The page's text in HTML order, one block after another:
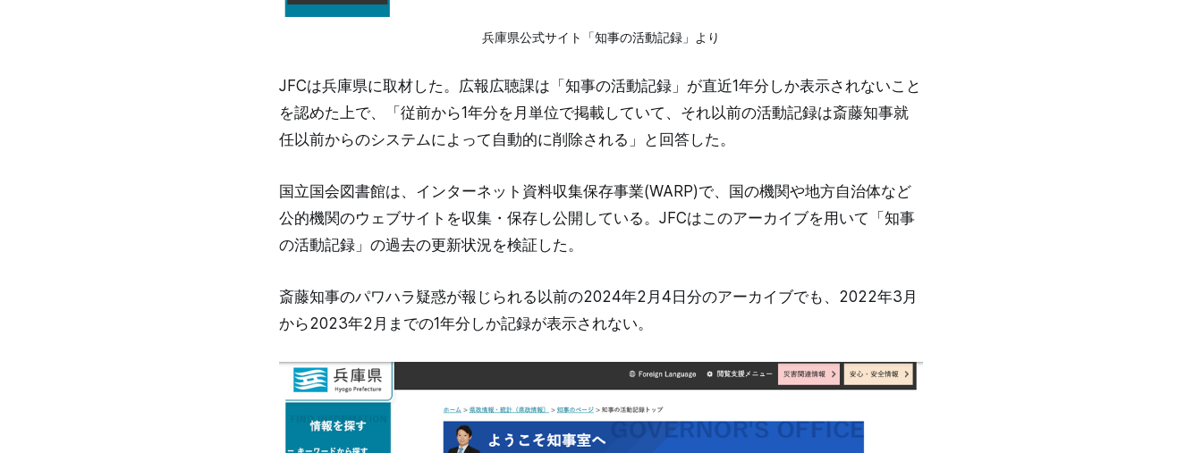
兵庫県公式サイト「知事の活動記録」より
JFCは兵庫県に取材した。広報広聴課は「知事の活動記録」が直近1年分しか表示されないこと
を認めた上で、「従前から1年分を月単位で掲載していて、それ以前の活動記録は斎藤知事就
任以前からのシステムによって自動的に削除される」と回答した。
国立国会図書館は、インターネット資料収集保存事業(WARP)で、国の機関や地方自治体など
公的機関のウェブサイトを収集・保存し公開している。JFCはこのアーカイブを用いて「知事
の活動記録」の過去の更新状況を検証した。
斎藤知事のパワハラ疑惑が報じられる以前の2024年2月4日分のアーカイブでも、2022年3月
から2023年2月までの1年分しか記録が表示されない。